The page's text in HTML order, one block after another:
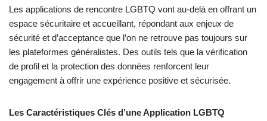
Les applications de rencontre LGBTQ vont au-delà en offrant un
espace sécuritaire et accueillant, répondant aux enjeux de
sécurité et d’acceptance que l’on ne retrouve pas toujours sur
les plateformes généralistes. Des outils tels que la vérification
de profil et la protection des données renforcent leur
engagement à offrir une expérience positive et sécurisée.
Les Caractéristiques Clés d’une Application LGBTQ